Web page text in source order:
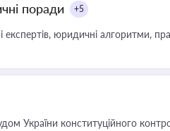
поради +5
юридичні алгоритми,
України конституційного